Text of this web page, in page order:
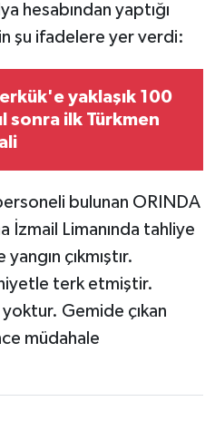
hesabından yaptığı
şu ifadelere yer verdi:
yaklaşık 100
sonra ilk Türkmen
bulunan ORINDA
İzmail Limanında tahliye
çıkmıştır.
terk etmiştir.
Gemide çıkan
müdahale